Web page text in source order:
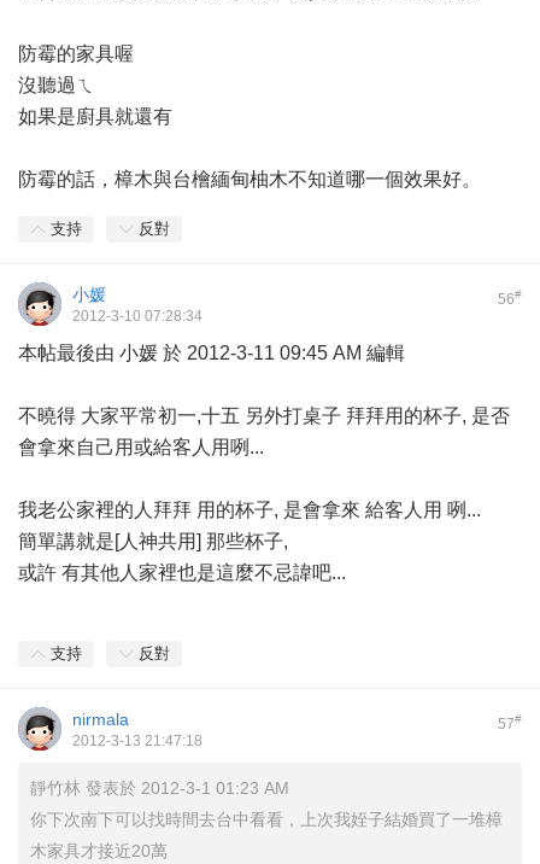
防霉的家具喔
沒聽過ㄟ
如果是廚具就還有
防霉的話，樟木與台檜緬甸柚木不知道哪一個效果好。
支持 反對
56#
小媛
2012-3-10 07:28:34
本帖最後由 小媛 於 2012-3-11 09:45 AM 編輯
不曉得 大家平常初一,十五 另外打桌子 拜拜用的杯子, 是否
會拿來自己用或給客人用咧...
我老公家裡的人拜拜 用的杯子, 是會拿來 給客人用 咧...
簡單講就是[人神共用] 那些杯子,
或許 有其他人家裡也是這麼不忌諱吧...
支持 反對
57#
nirmala
2012-3-13 21:47:18
靜竹林 發表於 2012-3-1 01:23 AM
你下次南下可以找時間去台中看看，上次我姪子結婚買了一堆樟
木家具才接近20萬